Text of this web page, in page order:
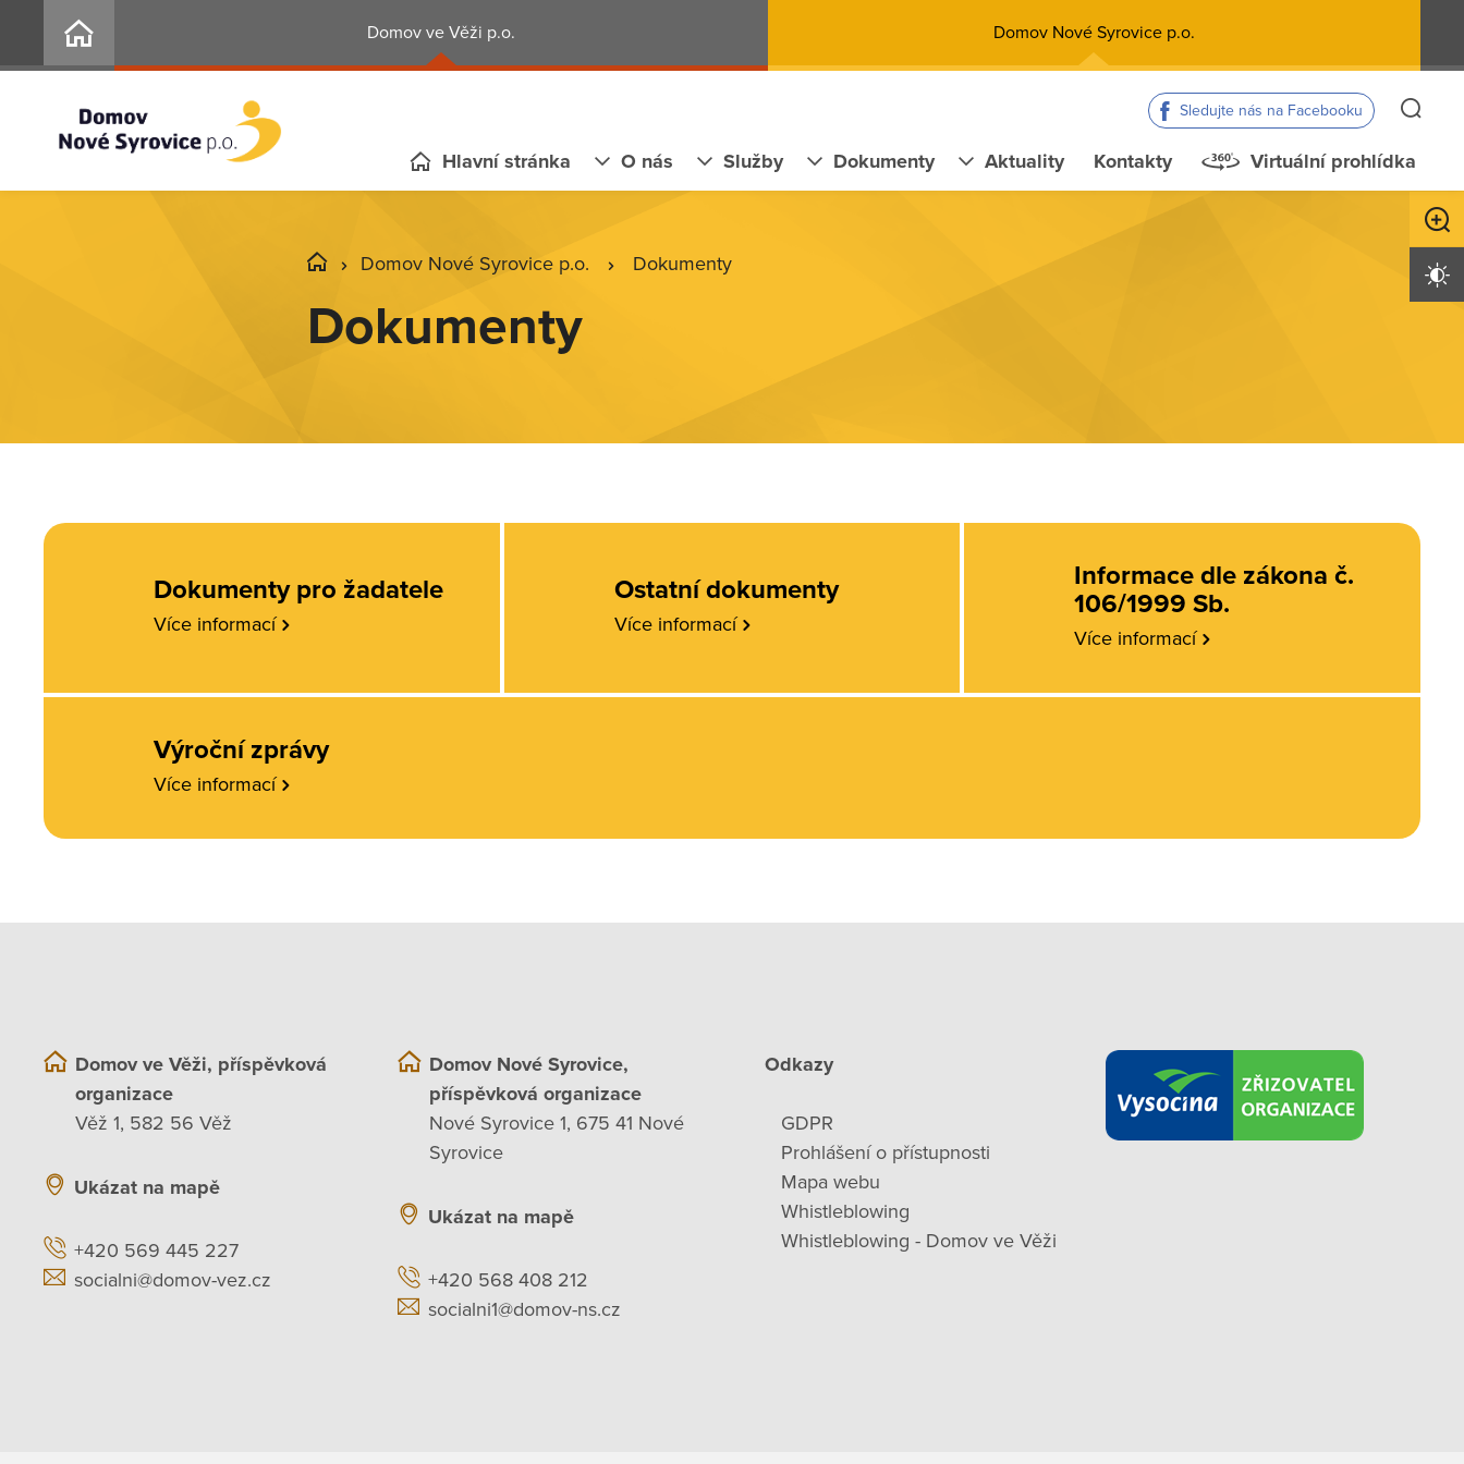
Domov ve Věži p.o. Domov Nové Syrovice p.o.
Sledujte nás na Facebooku
Hlavní stránka O nás Služby Dokumenty Aktuality Kontakty Virtuální prohlídka
Domov Nové Syrovice p.o. Dokumenty
Dokumenty
Dokumenty pro žadatele
Více informací
Ostatní dokumenty
Více informací
Informace dle zákona č.
106/1999 Sb.
Více informací
Výroční zprávy
Více informací
Domov ve Věži, příspěvková
organizace
Věž 1, 582 56 Věž
Ukázat na mapě
+420 569 445 227
socialni@domov-vez.cz
Domov Nové Syrovice,
příspěvková organizace
Nové Syrovice 1, 675 41 Nové
Syrovice
Ukázat na mapě
+420 568 408 212
socialni1@domov-ns.cz
Odkazy
GDPR
Prohlášení o přístupnosti
Mapa webu
Whistleblowing
Whistleblowing - Domov ve Věži